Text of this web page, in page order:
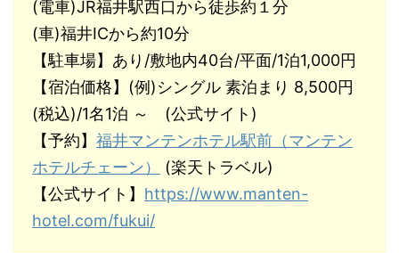
(電車)JR福井駅西口から徒歩約１分
(車)福井ICから約10分
【駐車場】あり/敷地内40台/平面/1泊1,000円
【宿泊価格】(例)シングル 素泊まり 8,500円
(税込)/1名1泊 ～ (公式サイト)
【予約】 福井マンテンホテル駅前（マンテン
ホテルチェーン）
(楽天トラベル)
【公式サイト】 https://www.manten-
hotel.com/fukui/